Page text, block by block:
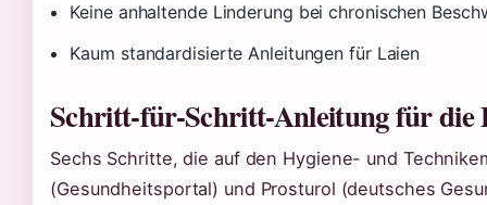
Keine anhaltende Linderung bei chronischen
Kaum standardisierte Anleitungen für Laien
Schritt-für-Schritt-Anleitung für die
Sechs Schritte, die auf den Hygiene- und
(Gesundheitsportal) und Prosturol (deutsches